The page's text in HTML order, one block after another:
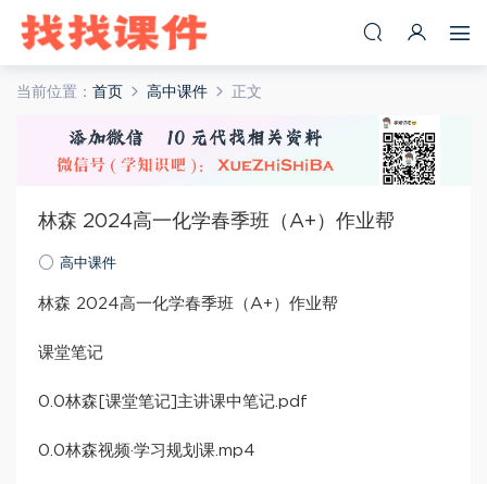
当前位置： 首页 高中课件 正文
林森 2024高一化学春季班（A+）作业帮
高中课件
林森 2024高一化学春季班（A+）作业帮
课堂笔记
0.0林森[课堂笔记]主讲课中笔记.pdf
0.0林森视频·学习规划课.mp4